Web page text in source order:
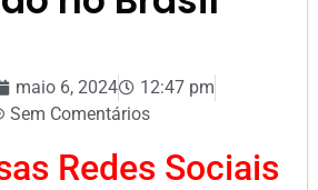
maio 6, 2024
12:47 pm
Sem Comentários
Redes Sociais